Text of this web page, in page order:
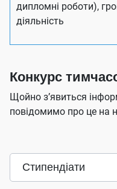
дипломні роботи),
діяльність
Конкурс
Щойно з’явиться
повідомимо про це на
Стипендіати